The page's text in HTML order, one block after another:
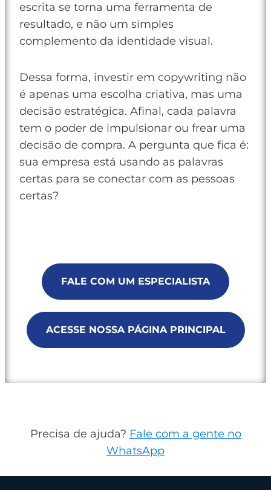
escrita se torna uma ferramenta de
resultado, e não um simples
complemento da identidade visual.
Dessa forma, investir em copywriting não
é apenas uma escolha criativa, mas uma
decisão estratégica. Afinal, cada palavra
tem o poder de impulsionar ou frear uma
decisão de compra. A pergunta que fica é:
sua empresa está usando as palavras
certas para se conectar com as pessoas
certas?
FALE COM UM ESPECIALISTA
ACESSE NOSSA PÁGINA PRINCIPAL
Precisa de ajuda? Fale com a gente no
WhatsApp